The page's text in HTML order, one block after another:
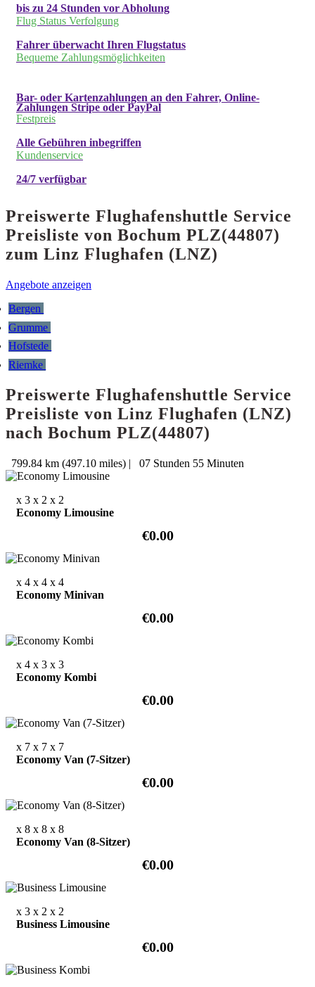
bis zu 24 Stunden vor Abholung
Flug Status Verfolgung
Fahrer überwacht Ihren Flugstatus
Bequeme Zahlungsmöglichkeiten
Bar- oder Kartenzahlungen an den Fahrer, Online-
Zahlungen Stripe oder PayPal
Festpreis
Alle Gebühren inbegriffen
Kundenservice
24/7 verfügbar
Preiswerte Flughafenshuttle Service
Preisliste von Bochum PLZ(44807)
zum Linz Flughafen (LNZ)
Angebote anzeigen
Bergen
Grumme
Hofstede
Riemke
Preiswerte Flughafenshuttle Service
Preisliste von Linz Flughafen (LNZ)
nach Bochum PLZ(44807)
799.84 km (497.10 miles) | 07 Stunden 55 Minuten
x 3 x 2 x 2
Economy Limousine
€0.00
x 4 x 4 x 4
Economy Minivan
€0.00
x 4 x 3 x 3
Economy Kombi
€0.00
x 7 x 7 x 7
Economy Van (7-Sitzer)
€0.00
x 8 x 8 x 8
Economy Van (8-Sitzer)
€0.00
x 3 x 2 x 2
Business Limousine
€0.00